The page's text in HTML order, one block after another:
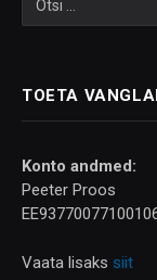
TOETA
Konto andmed:
Peeter Proos
Vaata lisaks siit